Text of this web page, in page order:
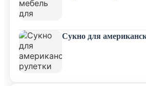
Сукно для